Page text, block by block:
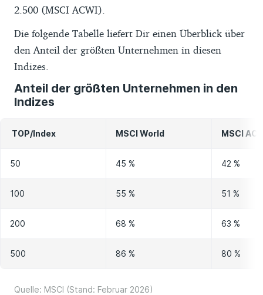
2.500 (MSCI ACWI).
Die folgende Tabelle liefert Dir einen Überblick über
den Anteil der größten Unternehmen in diesen
Indizes.
Anteil der größten Unternehmen in den
Indizes
TOP/Index MSCI World MSCI
50 45 % 42 %
100 55 % 51 %
200 68 % 63 %
500 86 % 80 %
Quelle: MSCI (Stand: Februar 2026)